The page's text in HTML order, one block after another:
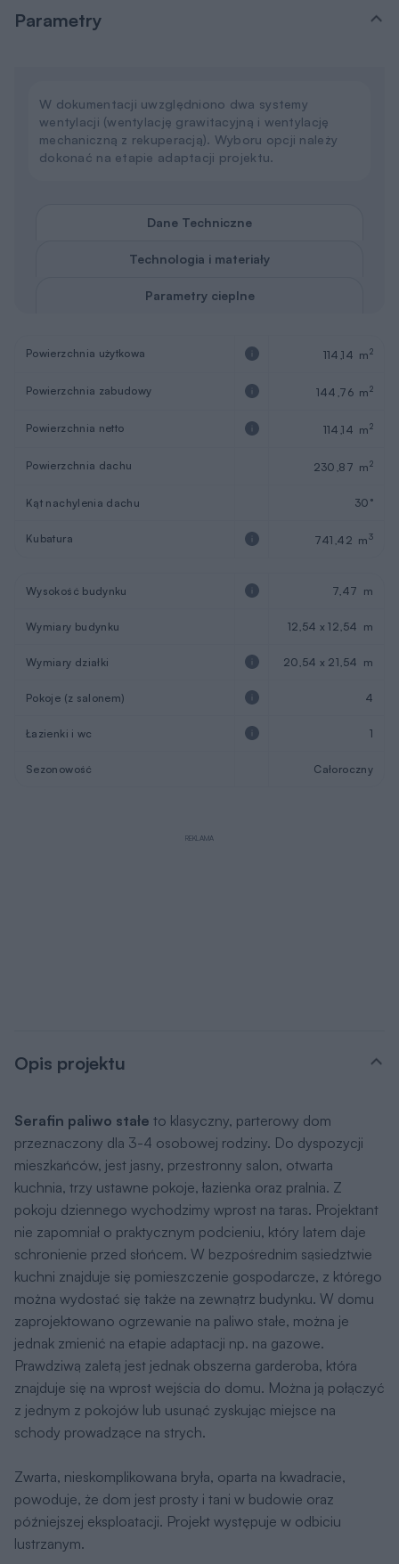
Parametry
W dokumentacji uwzględniono dwa systemy
wentylacji (wentylację grawitacyjną i wentylację
mechaniczną z rekuperacją). Wyboru opcji należy
dokonać na etapie adaptacji projektu.
Dane Techniczne
Technologia i materiały
Parametry cieplne
Powierzchnia użytkowa 114,14 m2
Powierzchnia zabudowy 144,76 m2
Powierzchnia netto 114,14 m2
Powierzchnia dachu 230,87 m2
Kąt nachylenia dachu 30°
Kubatura 741,42 m3
Wysokość budynku 7,47 m
Wymiary budynku 12,54 x 12,54 m
Wymiary działki 20,54 x 21,54 m
Pokoje (z salonem) 4
Łazienki i wc 1
Sezonowość Całoroczny
REKLAMA
Opis projektu
Serafin paliwo stałe to klasyczny, parterowy dom
przeznaczony dla 3-4 osobowej rodziny. Do dyspozycji
mieszkańców, jest jasny, przestronny salon, otwarta
kuchnia, trzy ustawne pokoje, łazienka oraz pralnia. Z
pokoju dziennego wychodzimy wprost na taras. Projektant
nie zapomniał o praktycznym podcieniu, który latem daje
schronienie przed słońcem. W bezpośrednim sąsiedztwie
kuchni znajduje się pomieszczenie gospodarcze, z którego
można wydostać się także na zewnątrz budynku. W domu
zaprojektowano ogrzewanie na paliwo stałe, można je
jednak zmienić na etapie adaptacji np. na gazowe.
Prawdziwą zaletą jest jednak obszerna garderoba, która
znajduje się na wprost wejścia do domu. Można ją połączyć
z jednym z pokojów lub usunąć zyskując miejsce na
schody prowadzące na strych.
Zwarta, nieskomplikowana bryła, oparta na kwadracie,
powoduje, że dom jest prosty i tani w budowie oraz
późniejszej eksploatacji. Projekt występuje w odbiciu
lustrzanym.